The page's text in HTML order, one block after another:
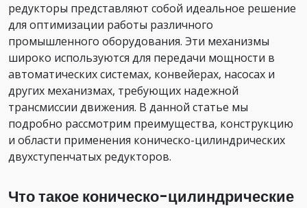
редукторы представляют собой идеальное решение
для оптимизации работы различного
промышленного оборудования. Эти механизмы
широко используются для передачи мощности в
автоматических системах, конвейерах, насосах и
других механизмах, требующих надежной
трансмиссии движения. В данной статье мы
подробно рассмотрим преимущества, конструкцию
и области применения коническо-цилиндрических
двухступенчатых редукторов.
Что такое коническо-цилиндрические